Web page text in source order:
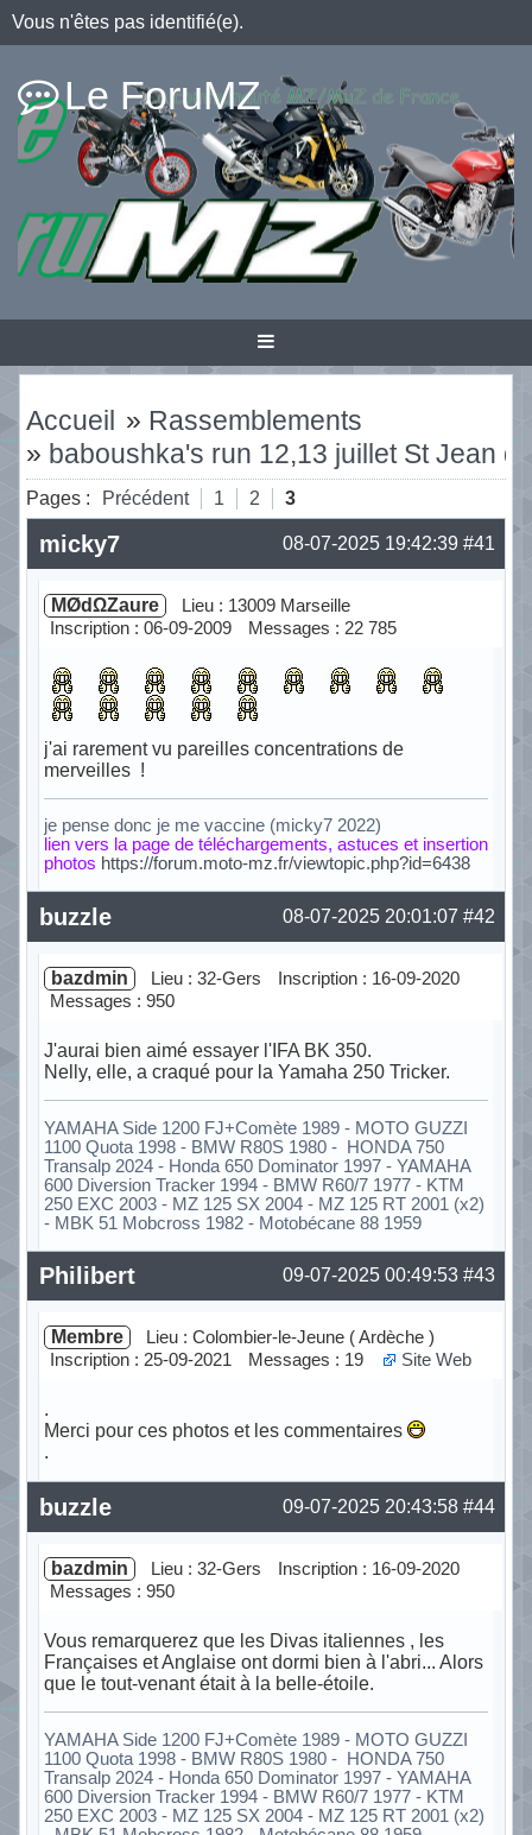
Vous n'êtes pas identifié(e).
Le ForuMZ
Accueil » Rassemblements
» baboushka's run 12,13 juillet St Jean
Pages : Précédent 1 2 3
#41
08-07-2025 19:42:39
micky7
MØdΩZaure
Lieu : 13009 Marseille
Inscription : 06-09-2009
Messages : 22 785
j'ai rarement vu pareilles concentrations de
merveilles !
je pense donc je me vaccine (micky7 2022)
lien vers la page de téléchargements, astuces et insertion
photos https://forum.moto-mz.fr/viewtopic.php?id=6438
Hors ligne #42
08-07-2025 20:01:07
buzzle
bazdmin Lieu : 32-Gers
Inscription : 16-09-2020
Messages : 950
J'aurai bien aimé essayer l'IFA BK 350.
Nelly, elle, a craqué pour la Yamaha 250 Tricker.
YAMAHA Side 1200 FJ+Comète 1989 - MOTO GUZZI
1100 Quota 1998 - BMW R80S 1980 - HONDA 750
Transalp 2024 - Honda 650 Dominator 1997 - YAMAHA
600 Diversion Tracker 1994 - BMW R60/7 1977 - KTM
250 EXC 2003 - MZ 125 SX 2004 - MZ 125 RT 2001 (x2)
- MBK 51 Mobcross 1982 - Motobécane 88 1959
Hors ligne #43
09-07-2025 00:49:53
Philibert
Membre
Lieu : Colombier-le-Jeune ( Ardèche )
Inscription : 25-09-2021
Messages : 19 Site Web
.
Merci pour ces photos et les commentaires
.
Hors ligne #44
09-07-2025 20:43:58
buzzle
bazdmin Lieu : 32-Gers
Inscription : 16-09-2020
Messages : 950
Vous remarquerez que les Divas italiennes , les
Françaises et Anglaise ont dormi bien à l'abri... Alors
que le tout-venant était à la belle-étoile.
YAMAHA Side 1200 FJ+Comète 1989 - MOTO GUZZI
1100 Quota 1998 - BMW R80S 1980 - HONDA 750
Transalp 2024 - Honda 650 Dominator 1997 - YAMAHA
600 Diversion Tracker 1994 - BMW R60/7 1977 - KTM
250 EXC 2003 - MZ 125 SX 2004 - MZ 125 RT 2001 (x2)